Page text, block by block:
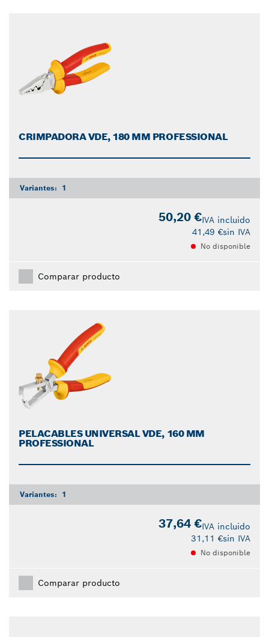
CRIMPADORA VDE, 180 MM PROFESSIONAL
Variantes: 1
50,20 €IVA incluido
41,49 €sin IVA
No disponible
Comparar producto
PELACABLES UNIVERSAL VDE, 160 MM
PROFESSIONAL
Variantes: 1
37,64 €IVA incluido
31,11 €sin IVA
No disponible
Comparar producto